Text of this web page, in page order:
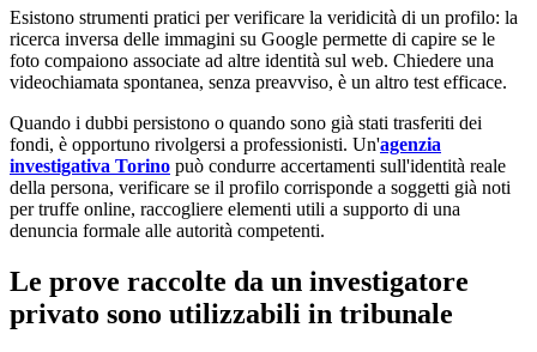
Esistono strumenti pratici per verificare la veridicità di un profilo: la
ricerca inversa delle immagini su Google permette di capire se le
foto compaiono associate ad altre identità sul web. Chiedere una
videochiamata spontanea, senza preavviso, è un altro test efficace.
Quando i dubbi persistono o quando sono già stati trasferiti dei
fondi, è opportuno rivolgersi a professionisti. Un'agenzia
investigativa Torino può condurre accertamenti sull'identità reale
della persona, verificare se il profilo corrisponde a soggetti già noti
per truffe online, raccogliere elementi utili a supporto di una
denuncia formale alle autorità competenti.
Le prove raccolte da un investigatore
privato sono utilizzabili in tribunale